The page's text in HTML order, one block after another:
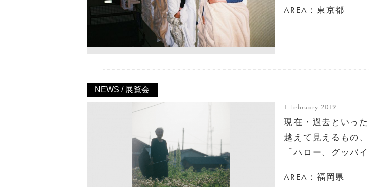
AREA：東京都
NEWS / 展覧会
1 February 2019
現在・過去といっ
越えて見えるもの
「ハロー、グッバ
AREA：福岡県